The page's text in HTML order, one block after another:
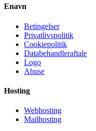
Enavn
Betingelser
Privatlivspolitik
Cookiepolitik
Databehandleraftale
Logo
Abuse
Hosting
Webhosting
Mailhosting